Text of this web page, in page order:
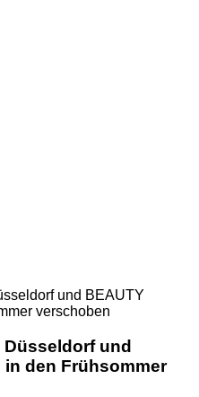
Düsseldorf und
in den Frühsommer